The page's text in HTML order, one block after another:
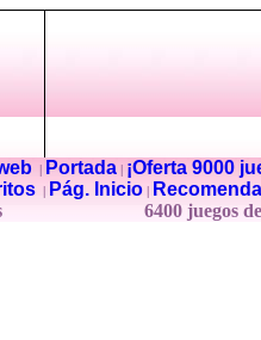
| Portada|
¡Oferta 9000
Pág. Inicio
6400 juegos